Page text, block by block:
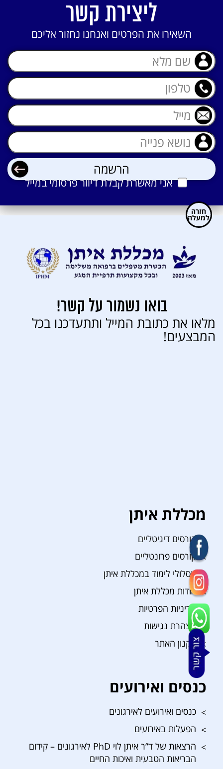
ליצירת קשר
השאירו את הפרטים ואנחנו נחזור אליכם
אני מאשרת קבלת דיוור פרסומי במייל
חזרה
למעלה
בואו נשמור על קשר!
מלאו את כתובת המייל ותתעדכנו בכל
המבצעים!
מכללת איתן
קורסים דיגיטליים
קורסים פרונטליים
מסלולי לימוד במכללת איתן
אודות מכללת איתן
מדיניות הפרטיות
הצהרת נגישות
תקנון האתר
כנסים ואירועים
כנסים ואירועים לאירגונים
הפעלות באירועים
הרצאות של ד”ר איתן לוי PhD לאירגונים – קידום
הבריאות הטבעית ואיכות החיים